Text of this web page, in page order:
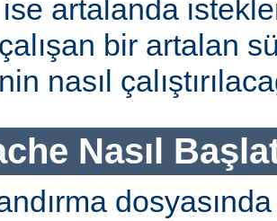
ise artalanda
bir artalan
nasıl
Nasıl